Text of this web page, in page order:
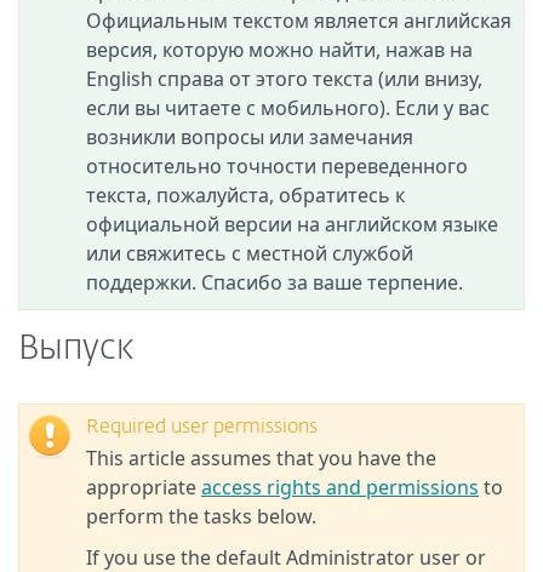
Официальным текстом является английская
версия, которую можно найти, нажав на
English справа от этого текста (или внизу,
если вы читаете с мобильного). Если у вас
возникли вопросы или замечания
относительно точности переведенного
текста, пожалуйста, обратитесь к
официальной версии на английском языке
или свяжитесь с местной службой
поддержки. Спасибо за ваше терпение.
Выпуск
Required user permissions
This article assumes that you have the
appropriateaccess rights and permissions to
perform the tasks below.
If you use the default Administrator user or